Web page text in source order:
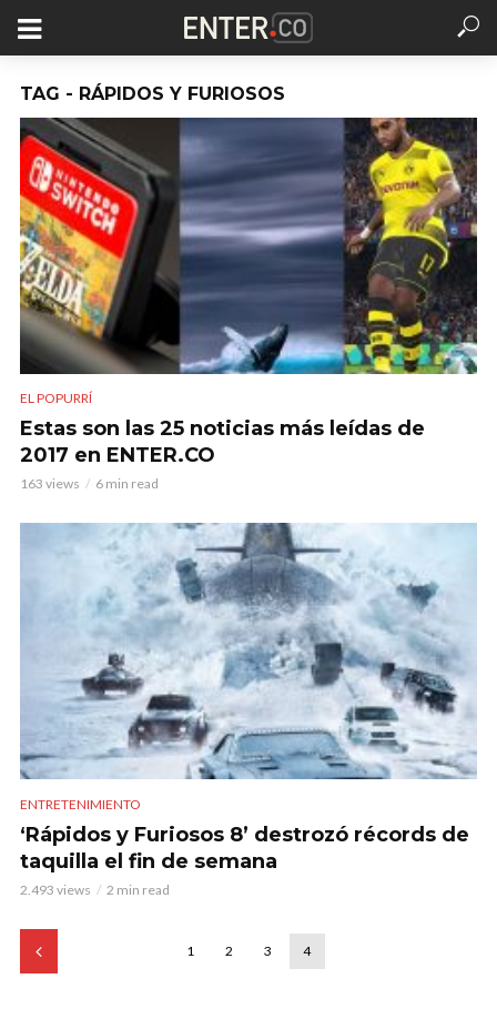
TAG - RÁPIDOS Y FURIOSOS
EL POPURRÍ
Estas son las 25 noticias más leídas de
2017 en ENTER.CO
163 views 6 min read
ENTRETENIMIENTO
‘Rápidos y Furiosos 8’ destrozó récords de
taquilla el fin de semana
2.493 views 2 min read
1 2 3 4